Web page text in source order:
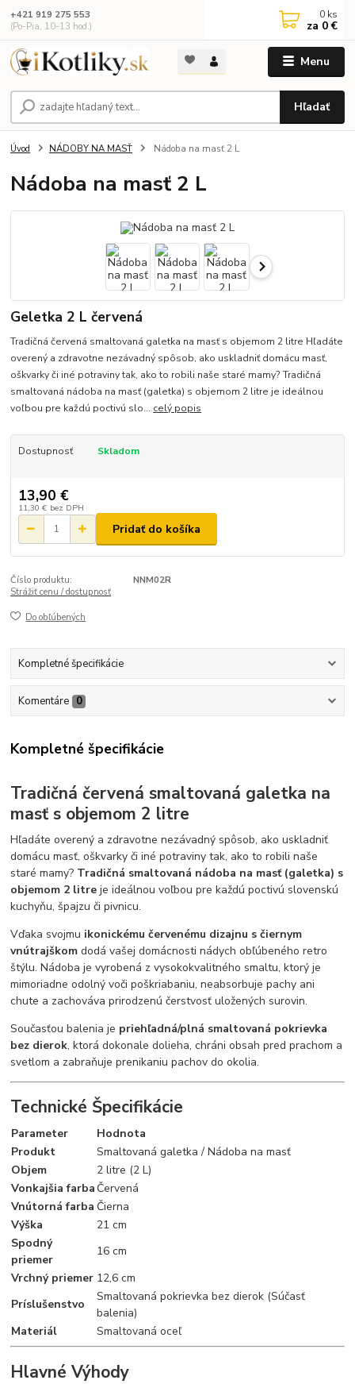
Menu
Hľadať
+421 919 275 553
(Po-Pia, 10-13 hod.)
0 ks
za 0 €
Úvod NÁDOBY NA MASŤ Nádoba na masť 2 L
Nádoba na masť 2 L
Geletka 2 L červená
Tradičná červená smaltovaná galetka na masť s objemom 2 litre Hľadáte
overený a zdravotne nezávadný spôsob, ako uskladniť domácu masť,
oškvarky či iné potraviny tak, ako to robili naše staré mamy? Tradičná
smaltovaná nádoba na masť (galetka) s objemom 2 litre je ideálnou
voľbou pre každú poctivú slo... celý popis
Dostupnosť Skladom
13,90 €
11,30 € bez DPH
Pridať do košíka
Číslo produktu:
NNM02R
Strážiť cenu / dostupnosť
Do obľúbených
Kompletné špecifikácie
Komentáre 0
Kompletné špecifikácie
Tradičná červená smaltovaná galetka na
masť s objemom 2 litre
Hľadáte overený a zdravotne nezávadný spôsob, ako uskladniť
domácu masť, oškvarky či iné potraviny tak, ako to robili naše
staré mamy? Tradičná smaltovaná nádoba na masť (galetka) s
objemom 2 litre je ideálnou voľbou pre každú poctivú slovenskú
kuchyňu, špajzu či pivnicu.
Vďaka svojmu ikonickému červenému dizajnu s čiernym
vnútrajškom dodá vašej domácnosti nádych obľúbeného retro
štýlu. Nádoba je vyrobená z vysokokvalitného smaltu, ktorý je
mimoriadne odolný voči poškriabaniu, neabsorbuje pachy ani
chute a zachováva prirodzenú čerstvosť uložených surovin.
Současťou balenia je priehľadná/plná smaltovaná pokrievka
bez dierok, ktorá dokonale dolieha, chráni obsah pred prachom a
svetlom a zabraňuje prenikaniu pachov do okolia.
Technické Špecifikácie
Parameter
Hodnota
Produkt
Smaltovaná galetka / Nádoba na masť
Objem
2 litre (2 L)
Vonkajšia farba Červená
Vnútorná farba Čierna
Výška
21 cm
Spodný
priemer
16 cm
Vrchný priemer 12,6 cm
Príslušenstvo
Smaltovaná pokrievka bez dierok (Súčasť
balenia)
Materiál
Smaltovaná oceľ
Hlavné Výhody